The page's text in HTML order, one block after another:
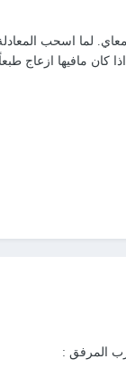
لما اسحب المعادلة
مافيها ازعاج طبعاً.
المرفق :